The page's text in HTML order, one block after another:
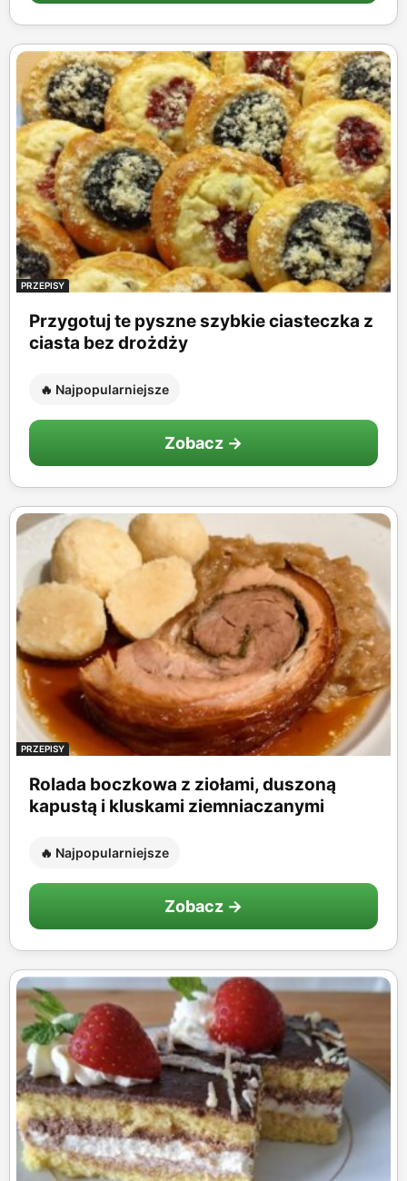
PRZEPISY
Przygotuj te pyszne szybkie ciasteczka z
ciasta bez drożdży
🔥 Najpopularniejsze
Zobacz →
PRZEPISY
Rolada boczkowa z ziołami, duszoną
kapustą i kluskami ziemniaczanymi
🔥 Najpopularniejsze
Zobacz →